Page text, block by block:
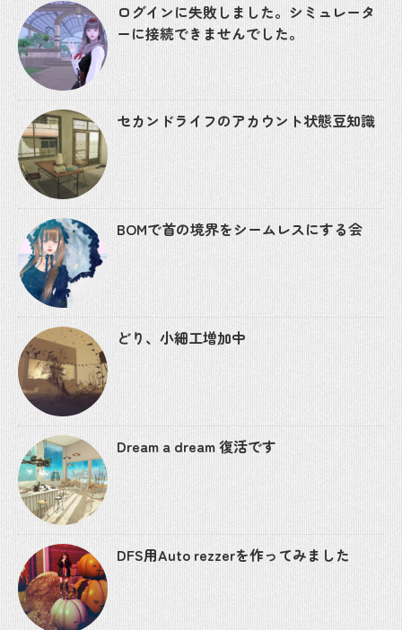
ログインに失敗しました。シミュレータ
ーに接続できませんでした。
セカンドライフのアカウント状態豆知識
BOMで首の境界をシームレスにする会
どり、小細工増加中
Dream a dream 復活です
DFS用Auto rezzerを作ってみました